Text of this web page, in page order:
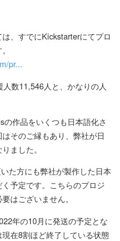
、すでにKickstarterにてプロ
pr...
数11,546人と、かなりの人
作品をいくつも日本語化さ
そのご縁もあり、弊社が日
ました。
た方にも弊社が製作した日本
予定です。こちらのプロジ
はございません。
年の10月に発送の予定とな
在8割ほど終了している状態